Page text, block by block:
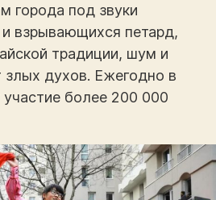
города под звуки
взрывающихся петард,
традиции, шум и
злых духов. Ежегодно в
более 200 000